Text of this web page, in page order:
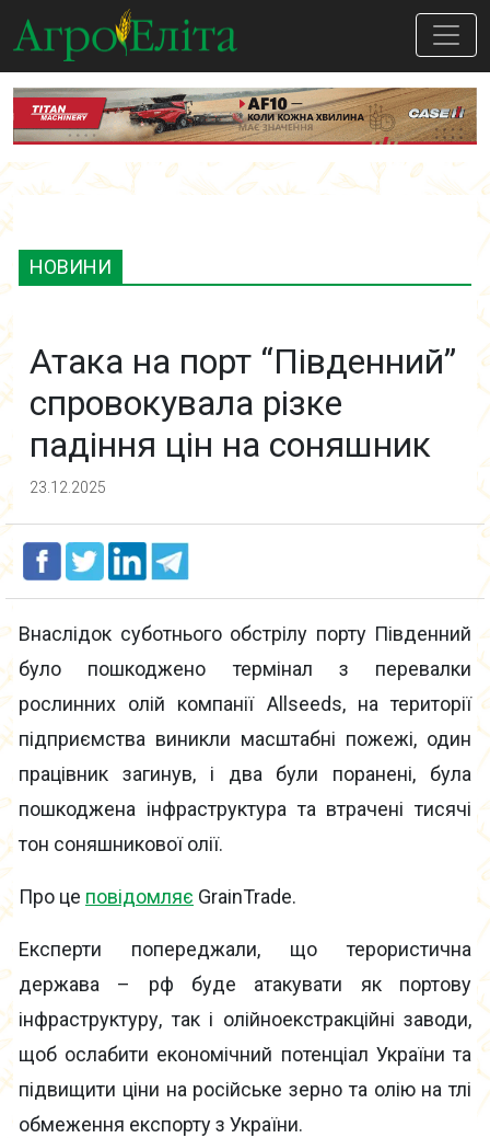
НОВИНИ
Атака на порт “Південний”
спровокувала різке
падіння цін на соняшник
23.12.2025
Внаслідок суботнього обстрілу порту Південний
було пошкоджено термінал з перевалки
рослинних олій компанії Allseeds, на території
підприємства виникли масштабні пожежі, один
працівник загинув, і два були поранені, була
пошкоджена інфраструктура та втрачені тисячі
тон соняшникової олії.
Про це повідомляє GrainTrade.
Експерти попереджали, що терористична
держава – рф буде атакувати як портову
інфраструктуру, так і олійноекстракційні заводи,
щоб ослабити економічний потенціал України та
підвищити ціни на російське зерно та олію на тлі
обмеження експорту з України.